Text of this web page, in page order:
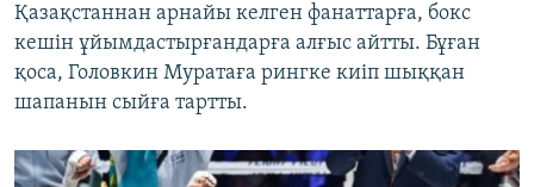
Қазақстаннан арнайы келген фанаттарға, бокс
кешін ұйымдастырғандарға алғыс айтты. Бұған
қоса, Головкин Муратаға рингке киіп шыққан
шапанын сыйға тартты.